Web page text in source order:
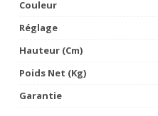
Couleur
Réglage
Hauteur (cm)
Poids Net (Kg)
Garantie